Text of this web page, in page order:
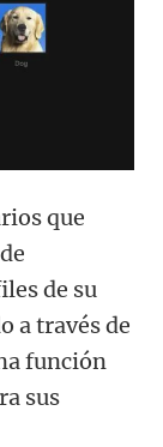
que
de su
a través de
función
sus